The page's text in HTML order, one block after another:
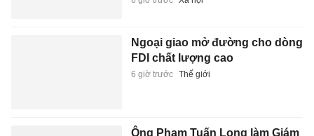
Ngoại giao mở đường cho dòng
FDI chất lượng cao
6 giờ trước Thế giới
Ông Phạm Tuấn Long làm Giám